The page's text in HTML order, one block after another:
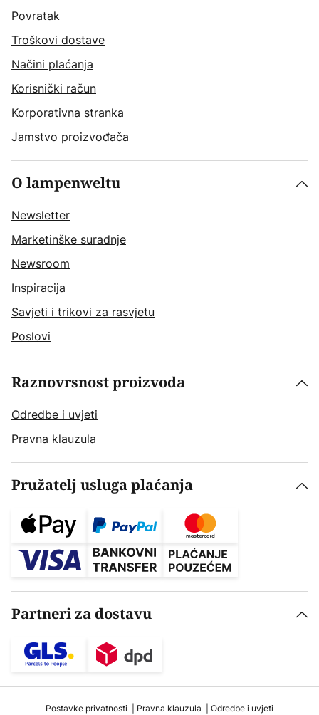
Povratak
Troškovi dostave
Načini plaćanja
Korisnički račun
Korporativna stranka
Jamstvo proizvođača
O lampenweltu
Newsletter
Marketinške suradnje
Newsroom
Inspiracija
Savjeti i trikovi za rasvjetu
Poslovi
Raznovrsnost proizvoda
Odredbe i uvjeti
Pravna klauzula
Pružatelj usluga plaćanja
Partneri za dostavu
Postavke privatnosti Pravna klauzula Odredbe i uvjeti